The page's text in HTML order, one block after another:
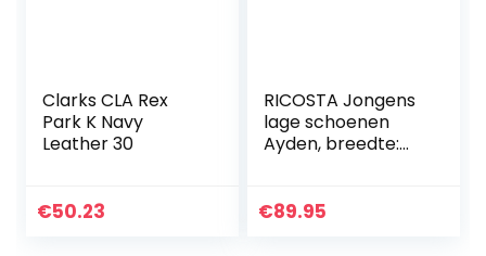
Clarks CLA Rex
Park K Navy
Leather 30
€50.23
RICOSTA Jongens
lage schoenen
Ayden, breedte:
voetschoen
€89.95